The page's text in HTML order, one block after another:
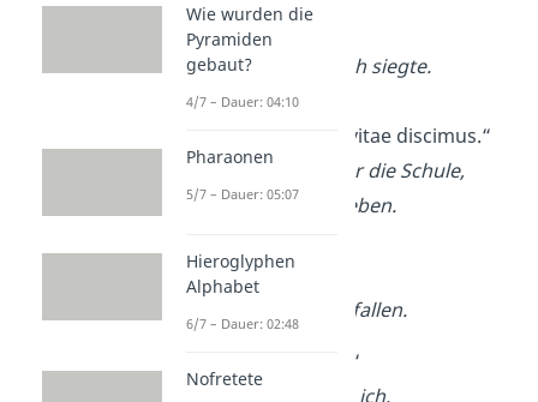
„Veni, vidi, vici.“
Ich kam, ich sah, ich siegte.
„Non scholae sed vitae discimus.“
Wir lernen nicht für die Schule,
sondern für das Leben.
„Alea iacta est.“
Die Würfel sind gefallen.
„Cogito ergo sum.“
Ich denke, also bin ich.
Wie wurden die
Pyramiden
gebaut?
4/7 – Dauer: 04:10
Pharaonen
5/7 – Dauer: 05:07
Hieroglyphen
Alphabet
6/7 – Dauer: 02:48
Nofretete